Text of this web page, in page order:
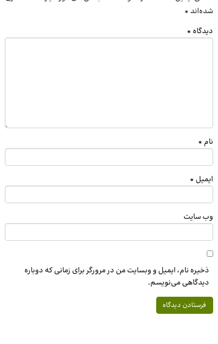
شده‌اند *
دیدگاه *
نام *
ایمیل *
وب‌ سایت
ذخیره نام، ایمیل و وبسایت من در مرورگر برای زمانی که دوباره
دیدگاهی می‌نویسم.